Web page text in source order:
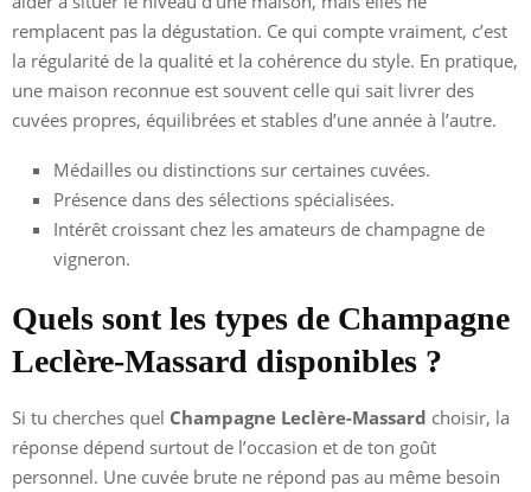
remplacent pas la dégustation. Ce qui compte vraiment, c’est
la régularité de la qualité et la cohérence du style. En pratique,
une maison reconnue est souvent celle qui sait livrer des
cuvées propres, équilibrées et stables d’une année à l’autre.
Médailles ou distinctions sur certaines cuvées.
Présence dans des sélections spécialisées.
Intérêt croissant chez les amateurs de champagne de
vigneron.
Quels sont les types de Champagne
Leclère-Massard disponibles ?
Si tu cherches quel Champagne Leclère-Massard choisir, la
réponse dépend surtout de l’occasion et de ton goût
personnel. Une cuvée brute ne répond pas au même besoin